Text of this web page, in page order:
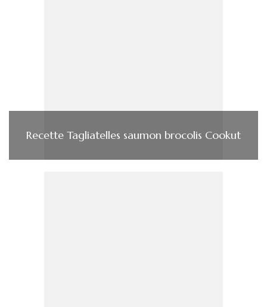
Recette Tagliatelles saumon brocolis Cookut